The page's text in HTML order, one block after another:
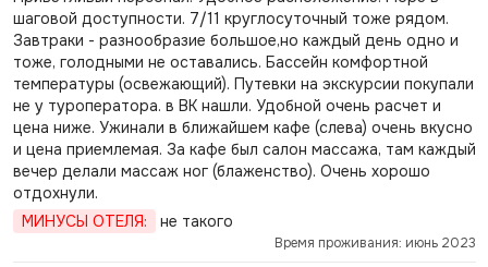
шаговой доступности. 7/11 круглосуточный тоже рядом.
Завтраки - разнообразие большое,но каждый день одно и
тоже, голодными не оставались. Бассейн комфортной
температуры (освежающий). Путевки на экскурсии покупали
не у туроператора. в ВК нашли. Удобной очень расчет и
цена ниже. Ужинали в ближайшем кафе (слева) очень вкусно
и цена приемлемая. За кафе был салон массажа, там каждый
вечер делали массаж ног (блаженство). Очень хорошо
отдохнули.
МИНУСЫ ОТЕЛЯ:
не такого
Время проживания: июнь 2023